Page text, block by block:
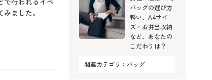
ました。
バッグの選び方
軽い、A4サイ
ズ・お弁当収納
など、あなたの
こだわりは？
関連カテゴリ： バッグ